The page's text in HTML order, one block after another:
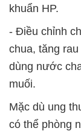
khuẩn HP.
- Điều chỉnh
chua, tăng
dùng nước
muối.
Mặc dù ung
có thể phòng